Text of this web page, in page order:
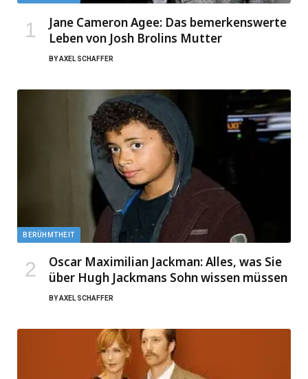
Jane Cameron Agee: Das bemerkenswerte
Leben von Josh Brolins Mutter
BYAXEL SCHAFFER
BERÜHMTHEIT
Oscar Maximilian Jackman: Alles, was Sie
über Hugh Jackmans Sohn wissen müssen
BYAXEL SCHAFFER